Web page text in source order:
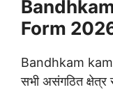
Form
Bandhkam
सभी असंगठित